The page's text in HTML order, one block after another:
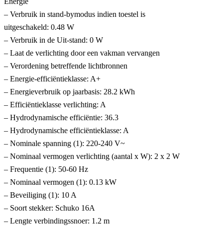
– Verbruik in stand-bymodus indien toestel is
uitgeschakeld: 0.48 W
– Verbruik in de Uit-stand: 0 W
– Laat de verlichting door een vakman vervangen
– Verordening betreffende lichtbronnen
– Energie-efficiëntieklasse: A+
– Energieverbruik op jaarbasis: 28.2 kWh
– Efficiëntieklasse verlichting: A
– Hydrodynamische efficiëntie: 36.3
– Hydrodynamische efficiëntieklasse: A
– Nominale spanning (1): 220-240 V~
– Nominaal vermogen verlichting (aantal x W): 2 x 2 W
– Frequentie (1): 50-60 Hz
– Nominaal vermogen (1): 0.13 kW
– Beveiliging (1): 10 A
– Soort stekker: Schuko 16A
– Lengte verbindingssnoer: 1.2 m